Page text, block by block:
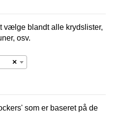
vælge blandt alle krydslister,
osv.
×
som er baseret på de